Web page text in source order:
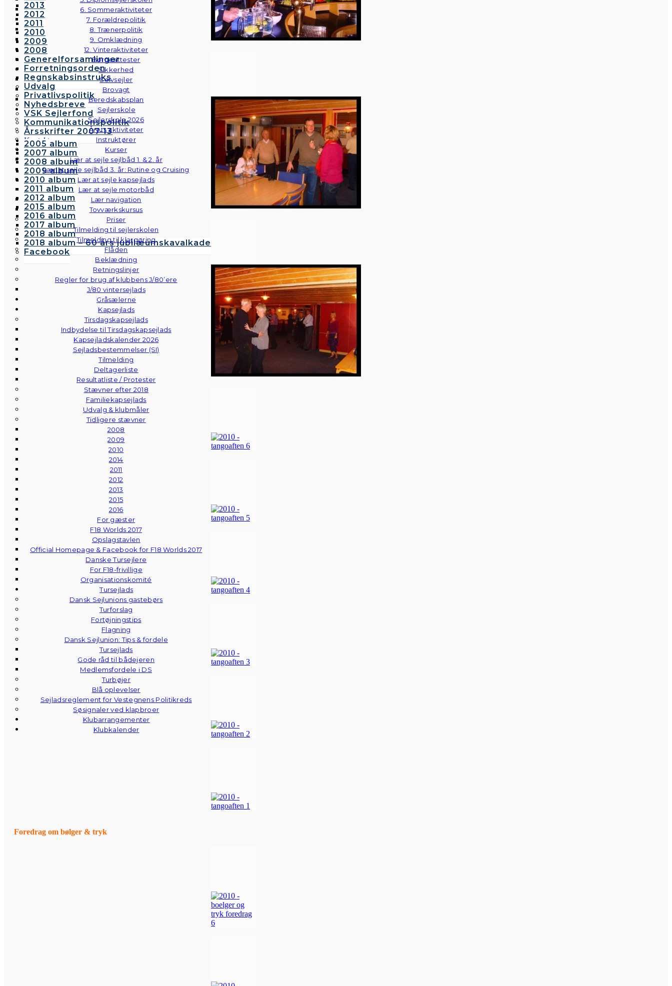
6. Sommeraktiviteter
7. Forældrepolitik
8. Trænerpolitik
9. Omklædning
12. Vinteraktiviteter
Børneattester
Sikkerhed
Selvsejler
Brovagt
Beredskabsplan
Sejlerskole
Sejlerskole 2026
Årets aktiviteter
Instruktører
Kurser
Lær at sejle sejlbåd 1. & 2. år
Lær at sejle sejlbåd 3. år: Rutine og Cruising
Lær at sejle kapsejlads
Lær at sejle motorbåd
Lær navigation
Tovværkskursus
Priser
Tilmelding til sejlerskolen
Tilmelding til klargøring
Flåden
Beklædning
Retningslinjer
Regler for brug af klubbens J/80’ere
J/80 vintersejlads
Gråsælerne
Kapsejlads
Tirsdagskapsejlads
Indbydelse til Tirsdagskapsejlads
Kapsejladskalender 2026
Sejladsbestemmelser (SI)
Tilmelding
Deltagerliste
Resultatliste / Protester
Stævner efter 2018
Familiekapsejlads
Udvalg & klubmåler
Tidligere stævner
2008
2009
2010
2014
2011
2012
2013
2015
2016
For gæster
F18 Worlds 2017
Opslagstavlen
Official Homepage & Facebook for F18 Worlds 2017
Danske Tursejlere
For F18-frivillige
Organisationskomité
Tursejlads
Dansk Sejlunions gastebørs
Turforslag
Fortøjningstips
Flagning
Dansk Sejlunion: Tips & fordele
Tursejlads
Gode råd til bådejeren
Medlemsfordele i DS
Turbøjer
Blå oplevelser
Sejladsreglement for Vestegnens Politikreds
Søsignaler ved klapbroer
Klubarrangementer
Klubkalender
2013
2012
2011
2010
2009
2008
Generelforsamlinger
Forretningsorden
Regnskabsinstruks
Udvalg
Privatlivspolitik
Nyhedsbreve
VSK Sejlerfond
Kommunikationspolitik
Årsskrifter 2007-13
Kontakt
Galleri
Andre fotos
2005 album
2007 album
2008 album
2009 album
2010 album
2011 album
2012 album
2015 album
2016 album
2017 album
2018 album
2018 album – 60 års jubilæumskavalkade
Facebook
Foredrag om bølger & tryk